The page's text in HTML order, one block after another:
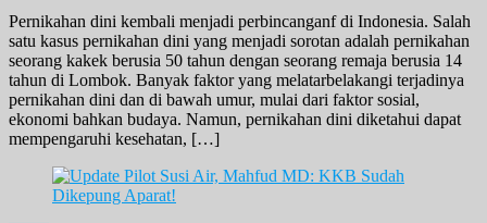
Pernikahan dini kembali menjadi perbincanganf di Indonesia. Salah
satu kasus pernikahan dini yang menjadi sorotan adalah pernikahan
seorang kakek berusia 50 tahun dengan seorang remaja berusia 14
tahun di Lombok. Banyak faktor yang melatarbelakangi terjadinya
pernikahan dini dan di bawah umur, mulai dari faktor sosial,
ekonomi bahkan budaya. Namun, pernikahan dini diketahui dapat
mempengaruhi kesehatan, […]